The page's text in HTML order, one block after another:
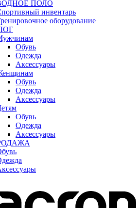
ПОЛО
инвентарь
оборудование
Обувь
Одежда
Аксессуары
Обувь
Одежда
Аксессуары
Обувь
Одежда
Аксессуары